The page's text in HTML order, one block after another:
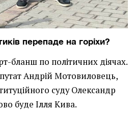
перепаде на горіхи?
бланш по політичних діячах.
Андрій Мотовиловець,
суду Олександр
буде Ілля Кива.